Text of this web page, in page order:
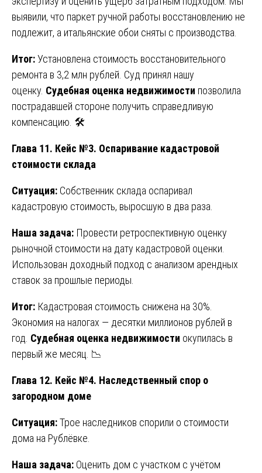
выявили, что паркет ручной работы восстановлению не
подлежит, а итальянские обои сняты с производства.
Итог:Установлена стоимость восстановительного
ремонта в 3,2 млн рублей. Суд принял нашу
оценку. Судебная оценка недвижимости позволила
пострадавшей стороне получить справедливую
компенсацию. 🛠️
Глава 11. Кейс №3. Оспаривание кадастровой
стоимости склада
Ситуация: Собственник склада оспаривал
кадастровую стоимость, выросшую в два раза.
Наша задача: Провести ретроспективную оценку
рыночной стоимости на дату кадастровой оценки.
Использован доходный подход с анализом арендных
ставок за прошлые периоды.
Итог: Кадастровая стоимость снижена на 30%.
Экономия на налогах — десятки миллионов рублей в
год. Судебная оценка недвижимости окупилась в
первый же месяц. 📉
Глава 12. Кейс №4. Наследственный спор о
загородном доме
Ситуация:Трое наследников спорили о стоимости
дома на Рублёвке.
Наша задача: Оценить дом с участком с учётом